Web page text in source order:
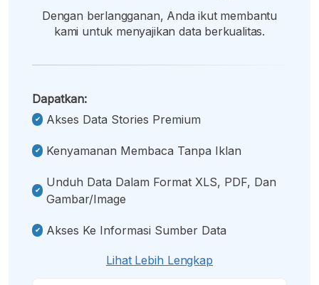
Dengan berlangganan, Anda ikut membantu
kami untuk menyajikan data berkualitas.
Dapatkan:
Akses Data Stories Premium
Kenyamanan Membaca Tanpa Iklan
Unduh Data Dalam Format XLS, PDF, Dan
Gambar/image
Akses Ke Informasi Sumber Data
Lihat Lebih Lengkap